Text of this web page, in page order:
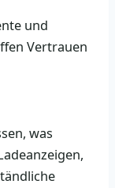
und
Vertrauen
was